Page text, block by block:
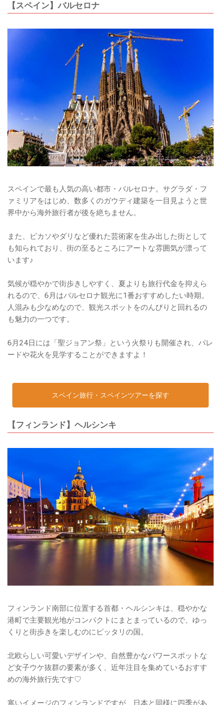
【スペイン】バルセロナ
スペインで最も人気の高い都市・バルセロナ。サグラダ・フ
ァミリアをはじめ、数多くのガウディ建築を一目見ようと世
界中から海外旅行者が後を絶ちません。
また、ピカソやダリなど優れた芸術家を生み出した街として
も知られており、街の至るところにアートな雰囲気が漂って
います♪
気候が穏やかで街歩きしやすく、夏よりも旅行代金を抑えら
れるので、6月はバルセロナ観光に1番おすすめしたい時期。
人混みも少なめなので、観光スポットをのんびりと回れるの
も魅力の一つです。
6月24日には「聖ジョアン祭」という火祭りも開催され、パレ
ードや花火を見学することができますよ！
スペイン旅行・スペインツアーを探す
【フィンランド】ヘルシンキ
フィンランド南部に位置する首都・ヘルシンキは、穏やかな
港町で主要観光地がコンパクトにまとまっているので、ゆっ
くりと街歩きを楽しむのにピッタリの国。
北欧らしい可愛いデザインや、自然豊かなパワースポットな
ど女子ウケ抜群の要素が多く、近年注目を集めているおすす
めの海外旅行先です♡
寒いイメージのフィンランドですが、日本と同様に四季があ